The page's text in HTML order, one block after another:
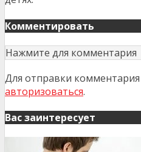
Комментировать
Нажмите для комментария
Для отправки
авторизоваться.
Вас заинтересует